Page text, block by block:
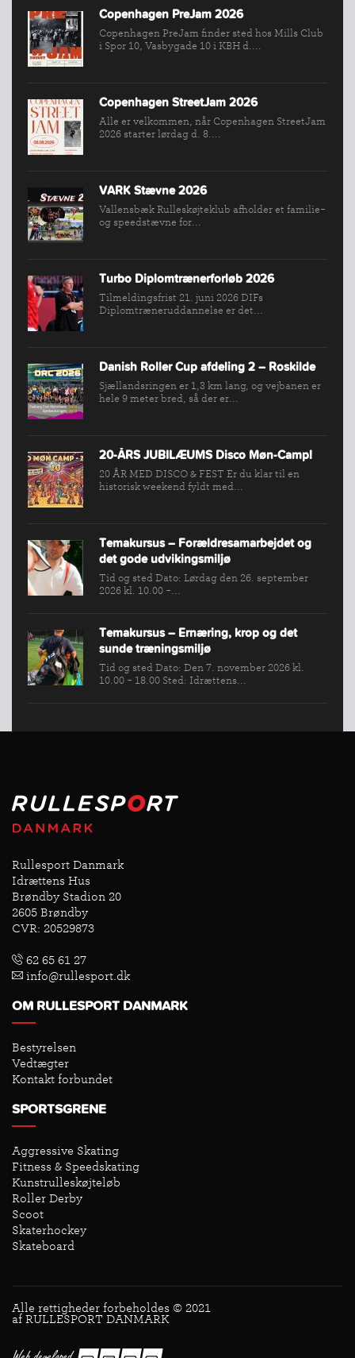
INDMELDELSE
BREDDEPULJE
NYHEDER
KLUB
SPORTSGRENE
FORBUNDET
KONKURRENCER
Copenhagen PreJam 2026
Copenhagen PreJam finder sted hos Mills Club
i Spor 10, Vasbygade 10 i KBH d....
Copenhagen StreetJam 2026
Alle er velkommen, når Copenhagen StreetJam
2026 starter lørdag d. 8....
VARK Stævne 2026
Vallensbæk Rulleskøjteklub afholder et familie-
og speedstævne for...
Turbo Diplomtrænerforløb 2026
Tilmeldingsfrist 21. juni 2026 DIFs
Diplomtræneruddannelse er det...
Danish Roller Cup afdeling 2 – Roskilde
Sjællandsringen er 1,3 km lang, og vejbanen er
hele 9 meter bred, så der er...
20-ÅRS JUBILÆUMS Disco Møn-Camp!
20 ÅR MED DISCO & FEST Er du klar til en
historisk weekend fyldt med...
Temakursus – Forældresamarbejdet og
det gode udvikingsmiljø
Tid og sted Dato: Lørdag den 26. september
2026 kl. 10.00 -...
Temakursus – Ernæring, krop og det
sunde træningsmiljø
Tid og sted Dato: Den 7. november 2026 kl.
10.00 - 18.00 Sted: Idrættens...
Rullesport Danmark
Idrættens Hus
Brøndby Stadion 20
2605 Brøndby
CVR: 20529873
62 65 61 27
info@rullesport.dk
OM RULLESPORT DANMARK
Bestyrelsen
Vedtægter
Kontakt forbundet
SPORTSGRENE
Aggressive Skating
Fitness & Speedskating
Kunstrulleskøjteløb
Roller Derby
Scoot
Skaterhockey
Skateboard
Alle rettigheder forbeholdes © 2021
af RULLESPORT DANMARK